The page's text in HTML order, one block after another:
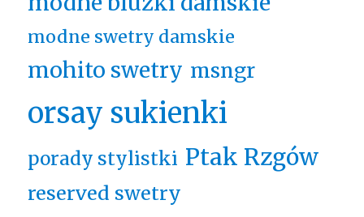
modne swetry damskie
mohito swetry msngr
orsay sukienki
porady stylistki Ptak Rzgów
reserved swetry